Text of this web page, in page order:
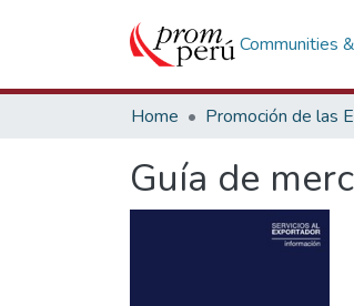
Communities
Home
Guía de